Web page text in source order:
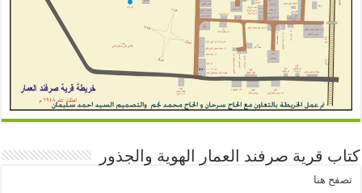
كتاب قرية صرفند العمار الهوية والجذور
تصفح هنا